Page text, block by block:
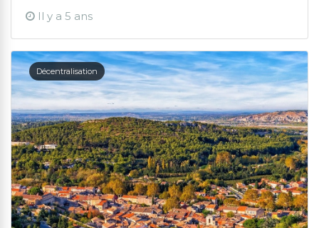
Il y a 5 ans
Décentralisation